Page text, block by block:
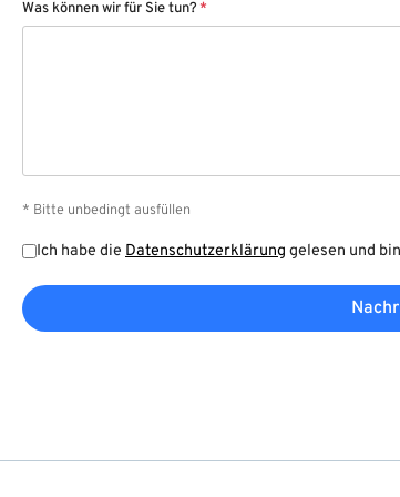
Was können wir für Sie tun? *
* Bitte unbedingt ausfüllen
Ich habe die Datenschutzerklärung gelesen und